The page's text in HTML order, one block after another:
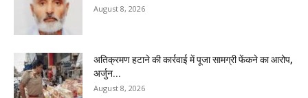
August 8, 2026
अतिक्रमण हटाने की कार्रवाई में पूजा सामग्री फेंकने का आरोप,
अर्जुन...
August 8, 2026